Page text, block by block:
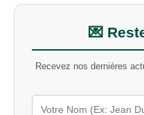
m
o
t
-
l
é
💌
Recevez nos dernières